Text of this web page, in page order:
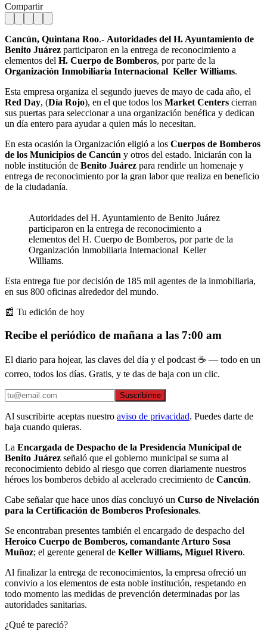
Compartir
Cancún, Quintana Roo.- Autoridades del H. Ayuntamiento de
Benito Juárez participaron en la entrega de reconocimiento a
elementos del H. Cuerpo de Bomberos, por parte de la
Organización Inmobiliaria Internacional Keller Williams.
Esta empresa organiza el segundo jueves de mayo de cada año, el
Red Day, (Día Rojo), en el que todos los Market Centers cierran
sus puertas para seleccionar a una organización benéfica y dedican
un día entero para ayudar a quien más lo necesitan.
En esta ocasión la Organización eligió a los Cuerpos de Bomberos
de los Municipios de Cancún y otros del estado. Iniciarán con la
noble institución de Benito Juárez para rendirle un homenaje y
entrega de reconocimiento por la gran labor que realiza en beneficio
de la ciudadanía.
Autoridades del H. Ayuntamiento de Benito Juárez
participaron en la entrega de reconocimiento a
elementos del H. Cuerpo de Bomberos, por parte de la
Organización Inmobiliaria Internacional Keller
Williams.
Esta entrega fue por decisión de 185 mil agentes de la inmobiliaria,
en sus 800 oficinas alrededor del mundo.
📰 Tu edición de hoy
Recibe el periódico de mañana a las 7:00 am
El diario para hojear, las claves del día y el podcast ☕ — todo en un
correo, todos los días. Gratis, y te das de baja con un clic.
Suscribirme
Al suscribirte aceptas nuestro aviso de privacidad. Puedes darte de
baja cuando quieras.
La Encargada de Despacho de la Presidencia Municipal de
Benito Juárez señaló que el gobierno municipal se suma al
reconocimiento debido al riesgo que corren diariamente nuestros
héroes los bomberos debido al acelerado crecimiento de Cancún.
Cabe señalar que hace unos días concluyó un Curso de Nivelación
para la Certificación de Bomberos Profesionales.
Se encontraban presentes también el encargado de despacho del
Heroico Cuerpo de Bomberos, comandante Arturo Sosa
Muñoz; el gerente general de Keller Williams, Miguel Rivero.
Al finalizar la entrega de reconocimientos, la empresa ofreció un
convivio a los elementos de esta noble institución, respetando en
todo momento las medidas de prevención determinadas por las
autoridades sanitarias.
¿Qué te pareció?